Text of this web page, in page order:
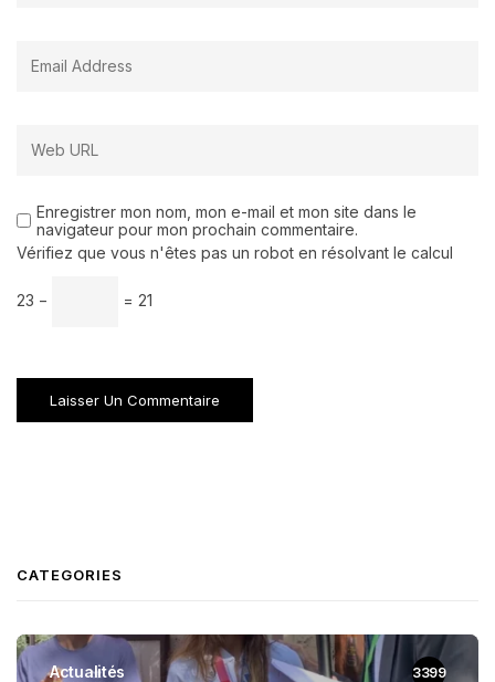
Enregistrer mon nom, mon e-mail et mon site dans le
navigateur pour mon prochain commentaire.
Vérifiez que vous n'êtes pas un robot en résolvant le calcul
23 − = 21
CATEGORIES
Actualités 3399